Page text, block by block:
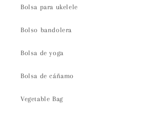
Bolsa para ukelele
Bolso bandolera
Bolsa de yoga
Bolsa de cáñamo
Vegetable Bag